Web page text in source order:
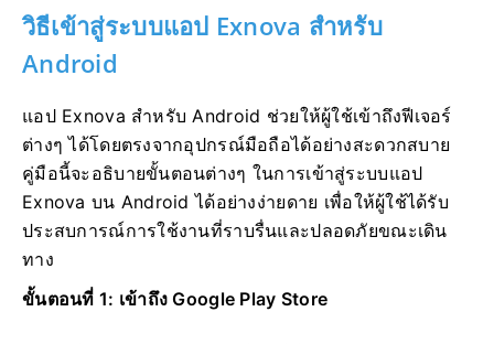
วิธีเข้าสู่ระบบแอป Exnova สำหรับ
Android
แอป Exnova สำหรับ Android ช่วยให้ผู้ใช้เข้าถึงฟีเจอร์
ต่างๆ ได้โดยตรงจากอุปกรณ์มือถือได้อย่างสะดวกสบาย
คู่มือนี้จะอธิบายขั้นตอนต่างๆ ในการเข้าสู่ระบบแอป
Exnova บน Android ได้อย่างง่ายดาย เพื่อให้ผู้ใช้ได้รับ
ประสบการณ์การใช้งานที่ราบรื่นและปลอดภัยขณะเดิน
ทาง
ขั้นตอนที่ 1: เข้าถึง Google Play Store